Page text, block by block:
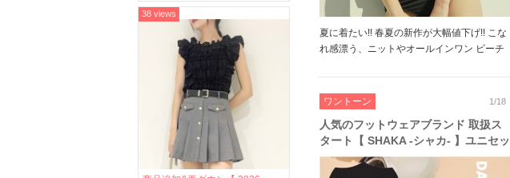
38 views
夏に着たい!! 春夏の新作が大幅値下げ!! こな
れ感漂う、ニットやオールインワン ビーチ
ています 是非お早めにチェックしてみてく
ださいね♪ ＞＞2023 SPECIAL PRICE […]
ワントーン 1/18
人気のフットウェアブランド 取扱ス
タート【 SHAKA -シャカ- 】ユニセッ
クスで履けちゃう、デザイン性×機能
性に優れたサンダルが多数ランナップ